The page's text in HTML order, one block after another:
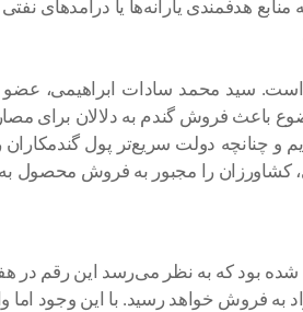
هدفمندی یارانه‌ها یا درآمدهای
سید محمد سادات ابراهیمی، عضو
چنانچه دولت سریع‌تر پول گندمکاران
کشاورزان را مجبور به فروش